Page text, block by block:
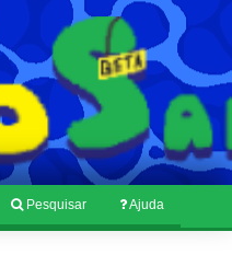
Pesquisar Ajuda